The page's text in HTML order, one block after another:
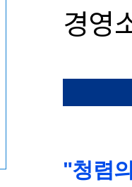
경영
개
"청렴